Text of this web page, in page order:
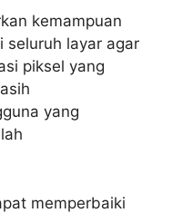
kemampuan
seluruh layar agar
piksel yang
yang
memperbaiki